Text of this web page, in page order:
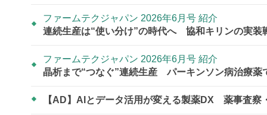
ファームテクジャパン 2026年6月号 紹介
連続生産は“使い分け”の時代へ 協和キリンの実装
ファームテクジャパン 2026年6月号 紹介
晶析まで“つなぐ”連続生産 パーキンソン病治療薬
【AD】AIとデータ活用が変える製薬DX 薬事査察